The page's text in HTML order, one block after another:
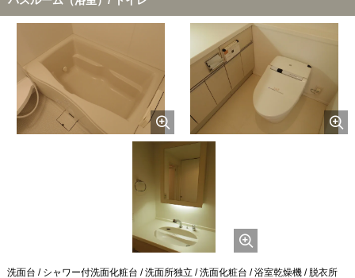
洗面台 / シャワー付洗面化粧台 / 洗面所独立 / 洗面化粧台 / 浴室乾燥機 / 脱衣所